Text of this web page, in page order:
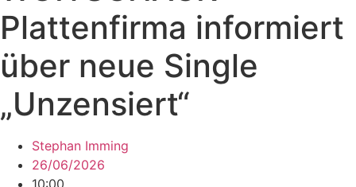
Plattenfirma informiert
über neue Single
„Unzensiert“
Stephan Imming
26/06/2026
10:00